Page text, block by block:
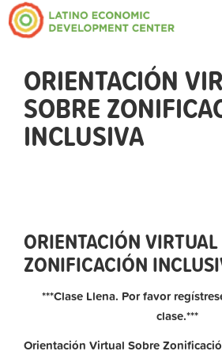
ORIENTACIÓN
SOBRE
INCLUSIVA
ORIENTACIÓN
ZONIFICACIÓN
***Clase Llena. Por favor
clase.***
Orientación Virtual Sobre